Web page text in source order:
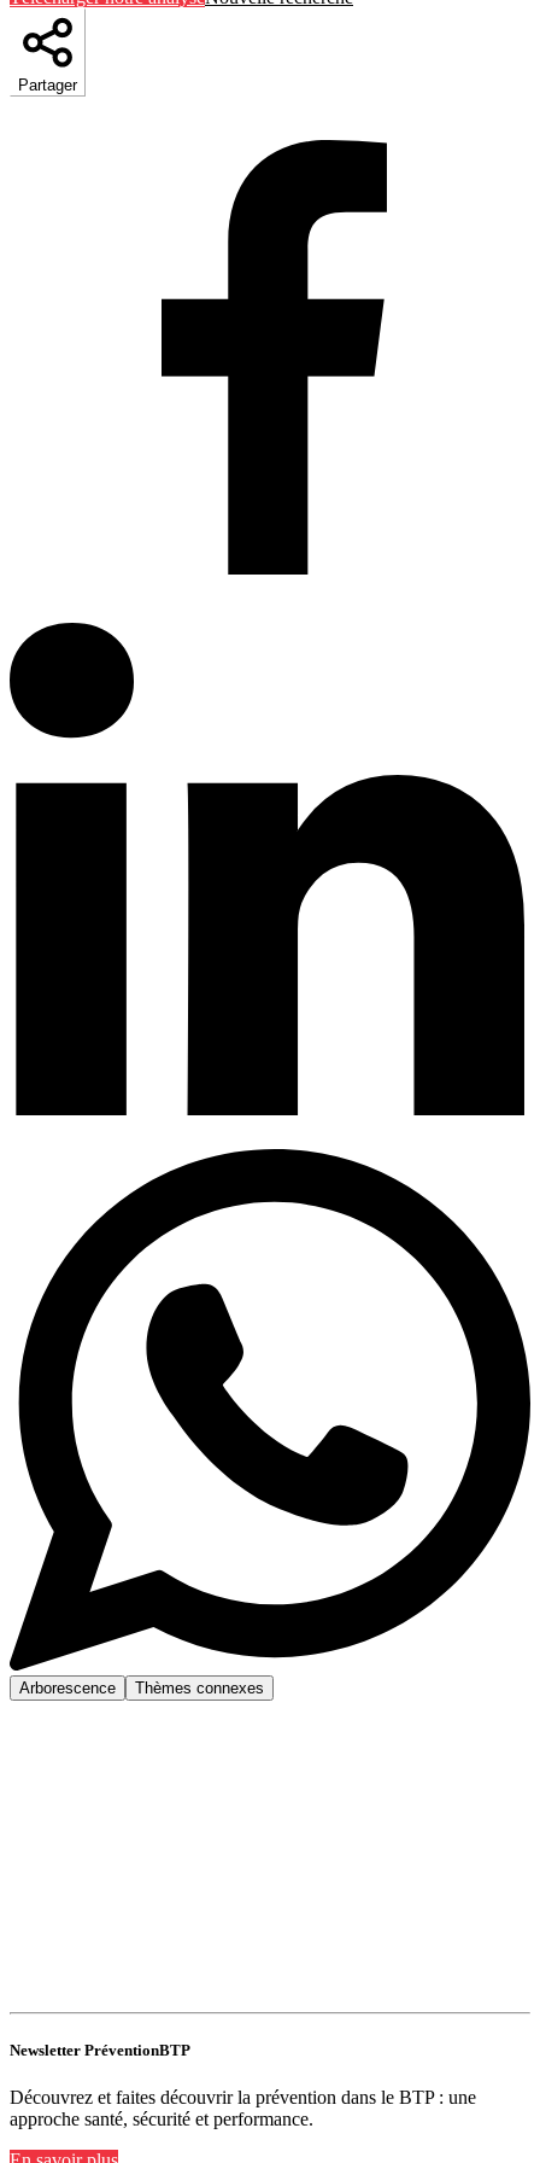
Partager
Arborescence Thèmes connexes
Newsletter PréventionBTP
Découvrez et faites découvrir la prévention dans le BTP : une
approche santé, sécurité et performance.